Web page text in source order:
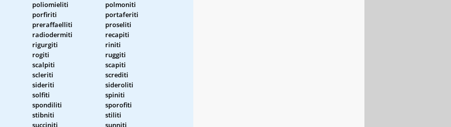
poliomieliti
polmoniti
porfiriti
portaferiti
preraffaelliti
proseliti
radiodermiti
recapiti
rigurgiti
riniti
rogiti
ruggiti
scalpiti
scapiti
scleriti
screditi
sideriti
sideroliti
solfiti
spiniti
spondiliti
sporofiti
stibniti
stiliti
succiniti
sunniti